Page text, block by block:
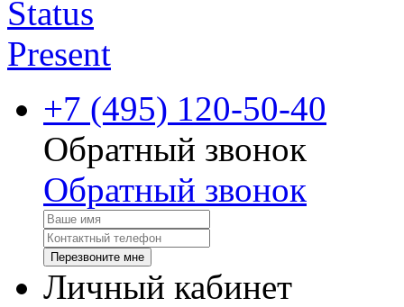
+7 (495) 120-50-40
Обратный звонок
Обратный звонок
Перезвоните мне
Личный кабинет